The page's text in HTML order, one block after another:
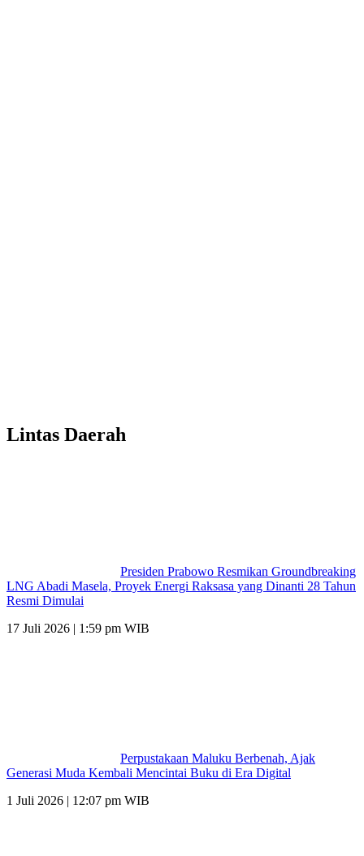
Lintas Daerah
Presiden Prabowo Resmikan Groundbreaking
LNG Abadi Masela, Proyek Energi Raksasa yang Dinanti 28 Tahun
Resmi Dimulai
17 Juli 2026 | 1:59 pm WIB
Perpustakaan Maluku Berbenah, Ajak
Generasi Muda Kembali Mencintai Buku di Era Digital
1 Juli 2026 | 12:07 pm WIB